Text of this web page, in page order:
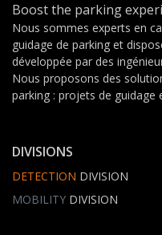
Boost the parking
Nous sommes experts en
guidage de parking et
développée par des
Nous proposons des
parking : projets de guidage
DIVISIONS
DETECTION DIVISION
MOBILITY DIVISION